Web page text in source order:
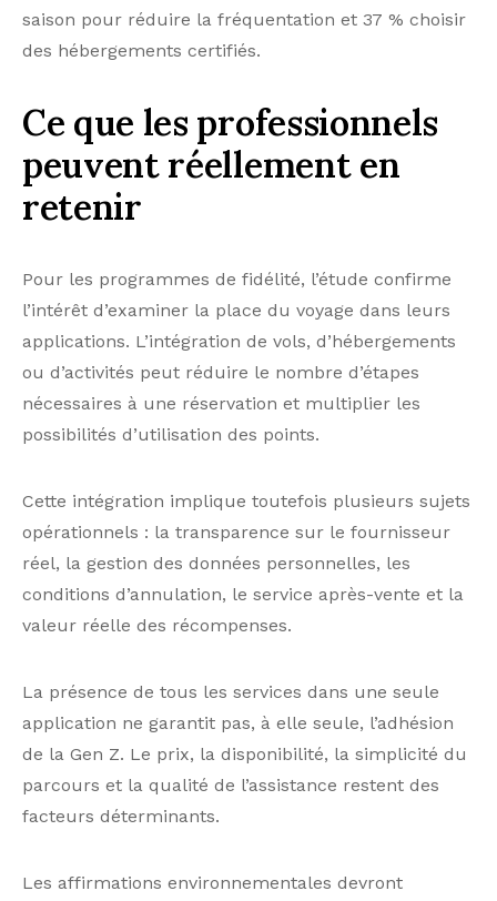
saison pour réduire la fréquentation et 37 % choisir
des hébergements certifiés.
Ce que les professionnels
peuvent réellement en
retenir
Pour les programmes de fidélité, l’étude confirme
l’intérêt d’examiner la place du voyage dans leurs
applications. L’intégration de vols, d’hébergements
ou d’activités peut réduire le nombre d’étapes
nécessaires à une réservation et multiplier les
possibilités d’utilisation des points.
Cette intégration implique toutefois plusieurs sujets
opérationnels : la transparence sur le fournisseur
réel, la gestion des données personnelles, les
conditions d’annulation, le service après-vente et la
valeur réelle des récompenses.
La présence de tous les services dans une seule
application ne garantit pas, à elle seule, l’adhésion
de la Gen Z. Le prix, la disponibilité, la simplicité du
parcours et la qualité de l’assistance restent des
facteurs déterminants.
Les affirmations environnementales devront